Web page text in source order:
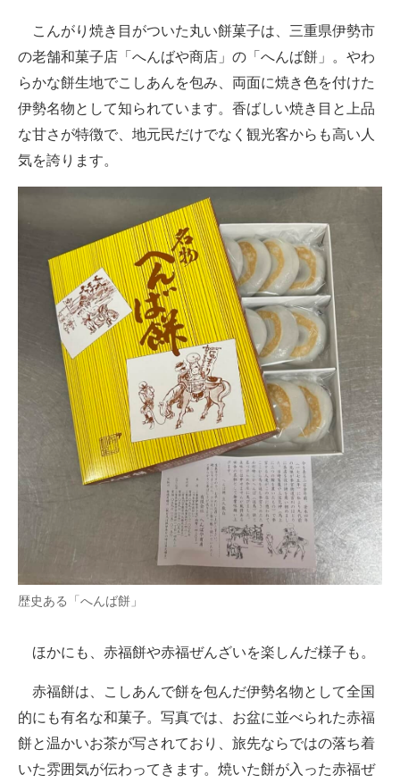
こんがり焼き目がついた丸い餅菓子は、三重県伊勢市
の老舗和菓子店「へんばや商店」の「へんば餅」。やわ
らかな餅生地でこしあんを包み、両面に焼き色を付けた
伊勢名物として知られています。香ばしい焼き目と上品
な甘さが特徴で、地元民だけでなく観光客からも高い人
気を誇ります。
歴史ある「へんば餅」
ほかにも、赤福餅や赤福ぜんざいを楽しんだ様子も。
赤福餅は、こしあんで餅を包んだ伊勢名物として全国
的にも有名な和菓子。写真では、お盆に並べられた赤福
餅と温かいお茶が写されており、旅先ならではの落ち着
いた雰囲気が伝わってきます。焼いた餅が入った赤福ぜ